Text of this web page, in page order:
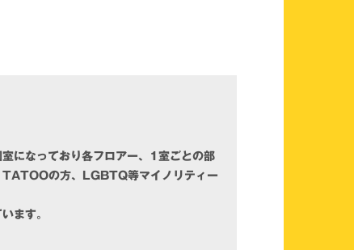
になっており各フロアー、1室ごとの部
TATOOの方、LGBTQ等マイノリティー
ます。